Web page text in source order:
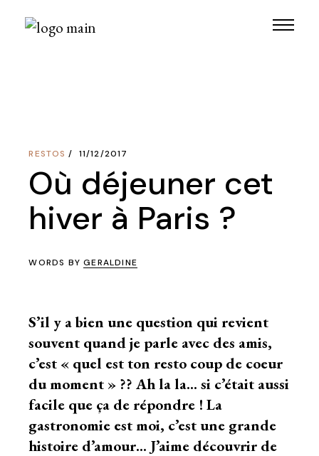
RESTOS 11/12/2017
Où déjeuner cet
hiver à Paris ?
WORDS BYGERALDINE
S’il y a bien une question qui revient
souvent quand je parle avec des amis,
c’est « quel est ton resto coup de coeur
du moment » ?? Ah la la… si c’était aussi
facile que ça de répondre ! La
gastronomie est moi, c’est une grande
histoire d’amour… J’aime découvrir de